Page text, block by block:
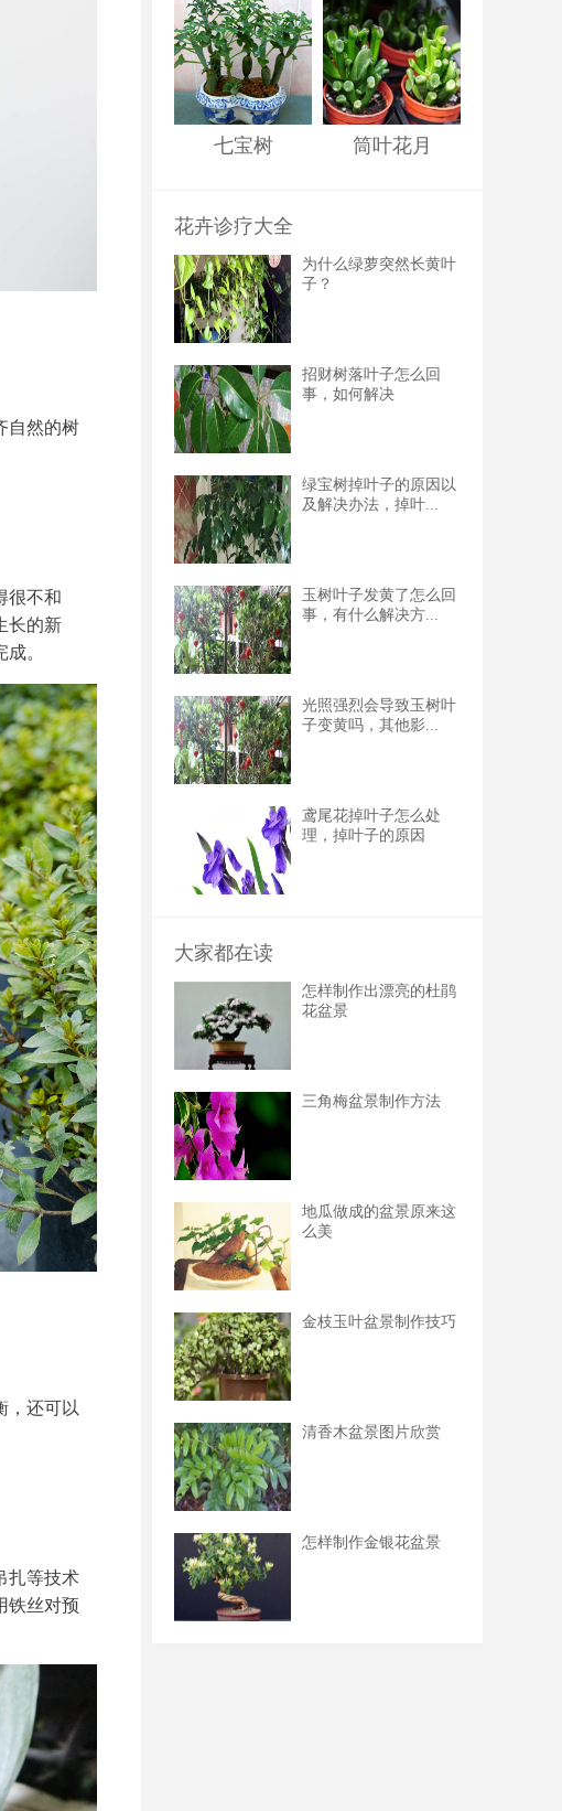
自然的树
很不和
长的新
。
，还可以
扎等技术
铁丝对预
七宝树 筒叶花月
花卉诊疗大全
为什么绿萝突然长黄叶
子？
招财树落叶子怎么回
事，如何解决
绿宝树掉叶子的原因以
及解决办法，掉叶...
玉树叶子发黄了怎么回
事，有什么解决方...
光照强烈会导致玉树叶
子变黄吗，其他影...
鸢尾花掉叶子怎么处
理，掉叶子的原因
大家都在读
怎样制作出漂亮的杜鹃
花盆景
三角梅盆景制作方法
地瓜做成的盆景原来这
么美
金枝玉叶盆景制作技巧
清香木盆景图片欣赏
怎样制作金银花盆景